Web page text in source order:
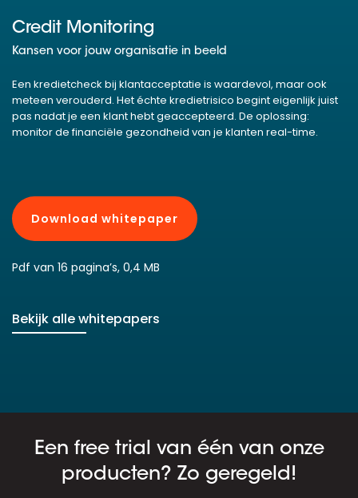
Credit Monitoring
Kansen voor jouw organisatie in beeld
Een kredietcheck bij klantacceptatie is waardevol, maar ook
meteen verouderd. Het échte kredietrisico begint eigenlijk juist
pas nadat je een klant hebt geaccepteerd. De oplossing:
monitor de financiële gezondheid van je klanten real-time.
Download whitepaper
Pdf van 16 pagina’s, 0,4 MB
Bekijk alle whitepapers
Een free trial van één van onze
producten? Zo geregeld!